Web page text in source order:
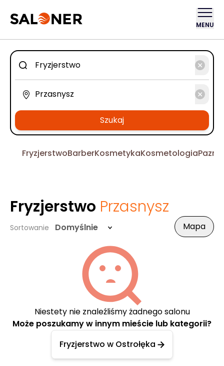
MENU
Szukaj
FryzjerstwoBarberKosmetykaKosmetologia
Fryzjerstwo Przasnysz
Sortowanie Domyślnie Mapa
Niestety nie znaleźliśmy żadnego salonu
Może poszukamy w innym mieście lub kategorii?
Fryzjerstwo w Ostrołęka